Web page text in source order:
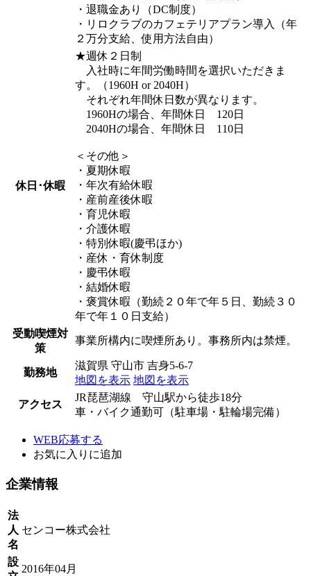
・退職金あり（DC制度）
・リロクラブのカフェテリアプラン導入（年
２万分支給、使用方法自由）
休日･休暇
★週休２日制
入社時に年間労働時間を選択いただきま
す。（1960H or 2040H）
それぞれ年間休日数が異なります。
1960Hの場合、年間休日 120日
2040Hの場合、年間休日 110日
＜その他＞
・夏期休暇
・年次有給休暇
・産前産後休暇
・育児休暇
・介護休暇
・特別休暇(慶弔ほか)
・産休・育休制度
・慶弔休暇
・結婚休暇
・褒賞休暇（勤続２０年で年５日、勤続３０
年で年１０日支給）
受動喫煙対
策
事業所構内に喫煙所あり。事務所内は禁煙。
勤務地
滋賀県 守山市 吉身5-6-7
地図を表示 地図を表示
アクセス
JR琵琶湖線 守山駅から徒歩18分
車・バイク通勤可（駐車場・駐輪場完備）
WEB応募する
お気に入り に追加
企業情報
法
人
名
センコー株式会社
設
2016年04月